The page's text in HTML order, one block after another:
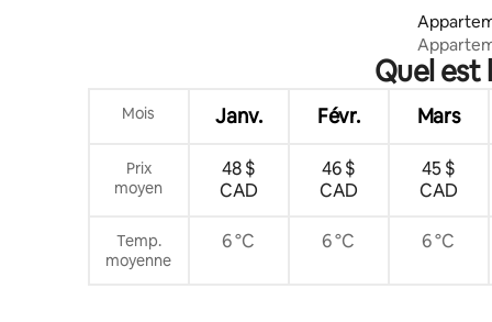
o
volcan |
Quel est
Mois Janv. Févr. Mars
Prix
moyen
48 $
CAD
46 $
CAD
45 $
CAD
Temp.
moyenne
6 °C 6 °C 6 °C